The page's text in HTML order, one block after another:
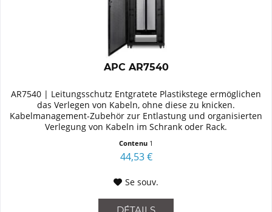
APC AR7540
AR7540 | Leitungsschutz Entgratete Plastikstege ermöglichen
das Verlegen von Kabeln, ohne diese zu knicken.
Kabelmanagement-Zubehör zur Entlastung und organisierten
Verlegung von Kabeln im Schrank oder Rack.
Contenu 1
44,53 €
Se souv.